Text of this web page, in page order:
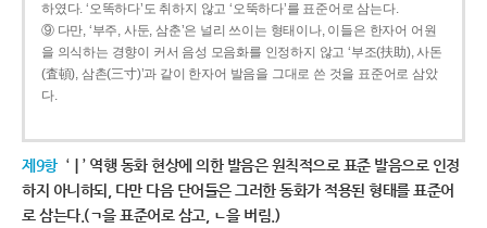
하였다. ‘오똑하다’도 취하지 않고 ‘오뚝하다’를 표준어로 삼는다.
⑨ 다만, ‘부주, 사둔, 삼춘’은 널리 쓰이는 형태이나, 이들은 한자어 어원
을 의식하는 경향이 커서 음성 모음화를 인정하지 않고 ‘부조(扶助), 사돈
(査頓), 삼촌(三寸)’과 같이 한자어 발음을 그대로 쓴 것을 표준어로 삼았
다.
제9항 ‘ㅣ’ 역행 동화 현상에 의한 발음은 원칙적으로 표준 발음으로 인정
하지 아니하되, 다만 다음 단어들은 그러한 동화가 적용된 형태를 표준어
로 삼는다.(ㄱ을 표준어로 삼고, ㄴ을 버림.)